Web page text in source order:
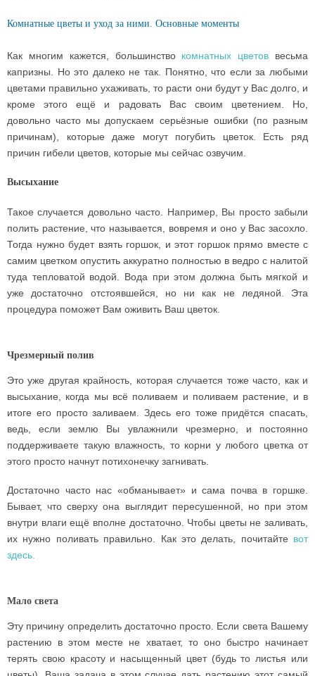
Комнатные цветы и уход за ними. Основные моменты
Как многим кажется, большинство комнатных цветов весьма
капризны. Но это далеко не так. Понятно, что если за любыми
цветами правильно ухаживать, то расти они будут у Вас долго, и
кроме этого ещё и радовать Вас своим цветением. Но,
довольно часто мы допускаем серьёзные ошибки (по разным
причинам), которые даже могут погубить цветок. Есть ряд
причин гибели цветов, которые мы сейчас озвучим.
Высыхание
Такое случается довольно часто. Например, Вы просто забыли
полить растение, что называется, вовремя и оно у Вас засохло.
Тогда нужно будет взять горшок, и этот горшок прямо вместе с
самим цветком опустить аккуратно полностью в ведро с налитой
туда тепловатой водой. Вода при этом должна быть мягкой и
уже достаточно отстоявшейся, но ни как не ледяной. Эта
процедура поможет Вам оживить Ваш цветок.
Чрезмерный полив
Это уже другая крайность, которая случается тоже часто, как и
высыхание, когда мы всё поливаем и поливаем растение, и в
итоге его просто заливаем. Здесь его тоже придётся спасать,
ведь, если землю Вы увлажнили чрезмерно, и постоянно
поддерживаете такую влажность, то корни у любого цветка от
этого просто начнут потихонечку загнивать.
Достаточно часто нас «обманывает» и сама почва в горшке.
Бывает, что сверху она выглядит пересушенной, но при этом
внутри влаги ещё вполне достаточно. Чтобы цветы не заливать,
их нужно поливать правильно. Как это делать, почитайте вот
здесь.
Мало света
Эту причину определить достаточно просто. Если света Вашему
растению в этом месте не хватает, то оно быстро начинает
терять свою красоту и насыщенный цвет (будь то листья или